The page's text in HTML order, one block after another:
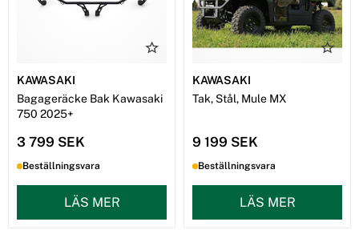
KAWASAKI
Bagageräcke Bak Kawasaki
750 2025+
3 799 SEK
Beställningsvara
LÄS MER
KAWASAKI
Tak, Stål, Mule MX
9 199 SEK
Beställningsvara
LÄS MER